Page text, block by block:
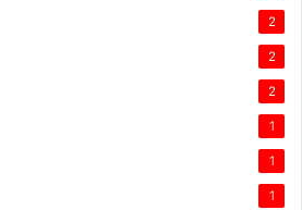
2
2
2
1
1
1